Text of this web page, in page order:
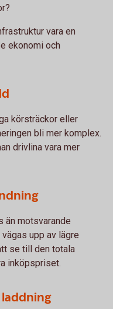
vara en
ekonomi och
körsträckor eller
bli mer komplex.
drivlina vara mer
än motsvarande
upp av lägre
se till den totala
inköpspriset.